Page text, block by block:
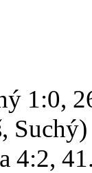
1:0,
Suchý)
4:2,